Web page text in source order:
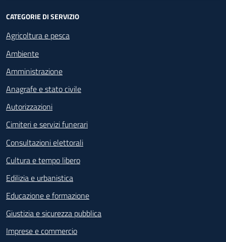
CATEGORIE DI SERVIZIO
Agricoltura e pesca
Ambiente
Amministrazione
Anagrafe e stato civile
Autorizzazioni
Cimiteri e servizi funerari
Consultazioni elettorali
Cultura e tempo libero
Edilizia e urbanistica
Educazione e formazione
Giustizia e sicurezza pubblica
Imprese e commercio